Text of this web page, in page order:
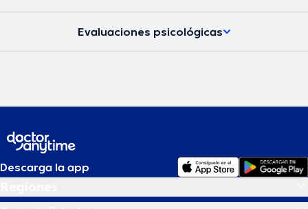
Evaluaciones psicológicas
Descarga la app